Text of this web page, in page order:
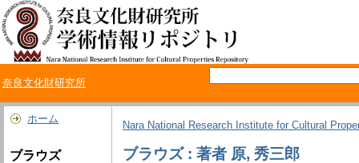
奈良文化財研究所
ホーム
ブラウズ
Nara National Research Institute for Cultural
ブラウズ : 著者 原, 秀三郎